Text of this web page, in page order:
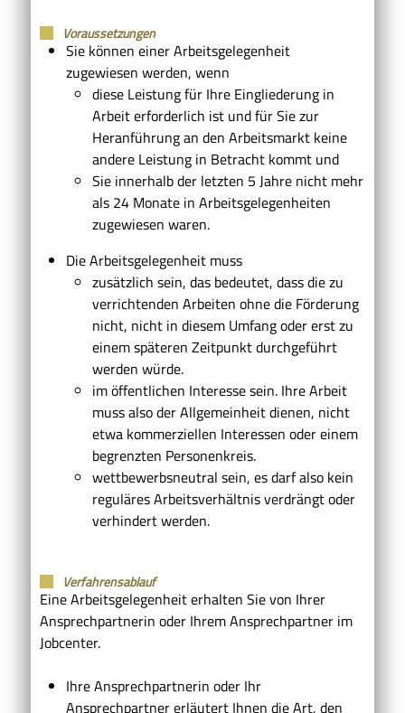
Voraussetzungen
Sie können einer Arbeitsgelegenheit
zugewiesen werden, wenn
diese Leistung für Ihre Eingliederung in
Arbeit erforderlich ist und für Sie zur
Heranführung an den Arbeitsmarkt keine
andere Leistung in Betracht kommt und
Sie innerhalb der letzten 5 Jahre nicht mehr
als 24 Monate in Arbeitsgelegenheiten
zugewiesen waren.
Die Arbeitsgelegenheit muss
zusätzlich sein, das bedeutet, dass die zu
verrichtenden Arbeiten ohne die Förderung
nicht, nicht in diesem Umfang oder erst zu
einem späteren Zeitpunkt durchgeführt
werden würde.
im öffentlichen Interesse sein. Ihre Arbeit
muss also der Allgemeinheit dienen, nicht
etwa kommerziellen Interessen oder einem
begrenzten Personenkreis.
wettbewerbsneutral sein, es darf also kein
reguläres Arbeitsverhältnis verdrängt oder
verhindert werden.
Verfahrensablauf
Eine Arbeitsgelegenheit erhalten Sie von Ihrer
Ansprechpartnerin oder Ihrem Ansprechpartner im
Jobcenter.
Ihre Ansprechpartnerin oder Ihr
Ansprechpartner erläutert Ihnen die Art, den